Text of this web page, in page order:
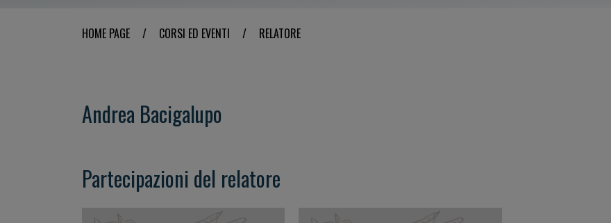
HOME PAGE / CORSI ED EVENTI / RELATORE
Andrea Bacigalupo
Partecipazioni del relatore